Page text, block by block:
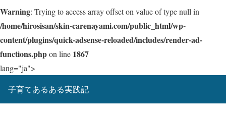
Warning: Trying to access array offset on value of type null in
/home/hirosisan/skin-carenayami.com/public_html/wp-
content/plugins/quick-adsense-reloaded/includes/render-ad-
functions.phpon line 1867
lang="ja">
子育てあるある実践記